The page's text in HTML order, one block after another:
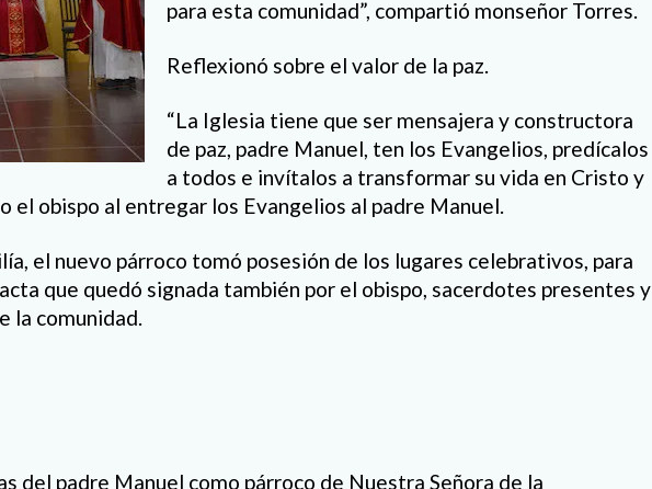
para esta comunidad”, compartió monseñor Torres.
Reflexionó sobre el valor de la paz.
“La Iglesia tiene que ser mensajera y constructora
de paz, padre Manuel, ten los Evangelios, predícalos
a todos e invítalos a transformar su vida en Cristo y
el obispo al entregar los Evangelios al padre Manuel.
el nuevo párroco tomó posesión de los lugares celebrativos, para
que quedó signada también por el obispo, sacerdotes presentes y
la comunidad.
del padre Manuel como párroco de Nuestra Señora de la